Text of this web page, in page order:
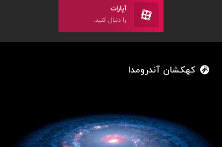
آپارات
را دنبال کنید.
کهکشان آندرومدا